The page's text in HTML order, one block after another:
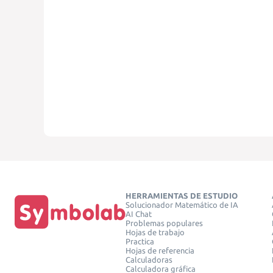
HERRAMIENTAS DE ESTUDIO
Solucionador Matemático de IA
AI Chat
Problemas populares
Hojas de trabajo
Practica
Hojas de referencia
Calculadoras
Calculadora gráfica